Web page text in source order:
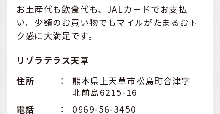
お土産代も飲食代も、JALカードでお支払
い。少額のお買い物でもマイルがたまるおト
ク感に大満足です。
リゾラテラス天草
住所
：
熊本県上天草市松島町合津字
北前島6215-16
電話
：
0969-56-3450